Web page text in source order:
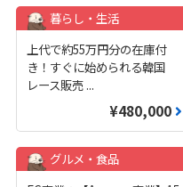
暮らし・生活
上代で約55万円分の在庫付
き！すぐに始められる韓国
レース販売 ...
¥480,000
グルメ・食品